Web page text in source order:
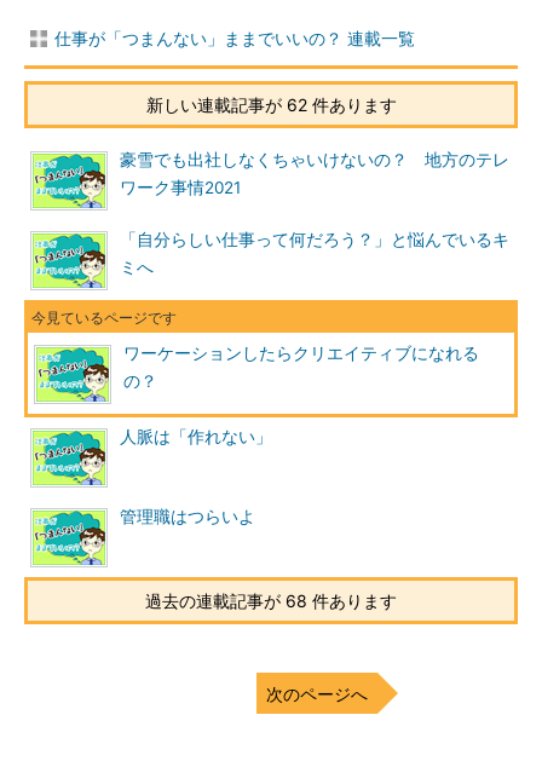
仕事が「つまんない」ままでいいの？ 連載一覧
新しい連載記事が 62 件あります
豪雪でも出社しなくちゃいけないの？ 地方のテレ
ワーク事情2021
「自分らしい仕事って何だろう？」と悩んでいるキ
ミへ
ワーケーションしたらクリエイティブになれる
の？
人脈は「作れない」
管理職はつらいよ
過去の連載記事が 68 件あります
次のページへ